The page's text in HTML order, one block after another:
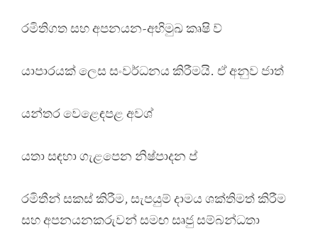
රමිතිගත සහ අපනයන-අභිමුඛ කෘෂි ව්
යාපාරයක් ලෙස සංවර්ධනය කිරීමයි. ඒ අනුව ජාත්
යන්තර වෙළෙඳපළ අවශ්
යතා සඳහා ගැළපෙන නිෂ්පාදන ප්
රමිතීන් සකස් කිරීම, සැපයුම් දාමය ශක්තිමත් කිරීම
සහ අපනයනකරුවන් සමඟ සෘජු සම්බන්ධතා